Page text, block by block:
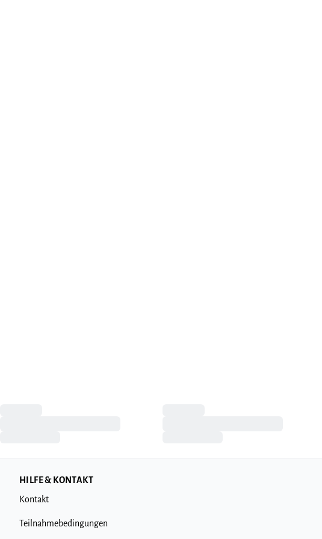
HILFE & KONTAKT
Kontakt
Teilnahmebedingungen